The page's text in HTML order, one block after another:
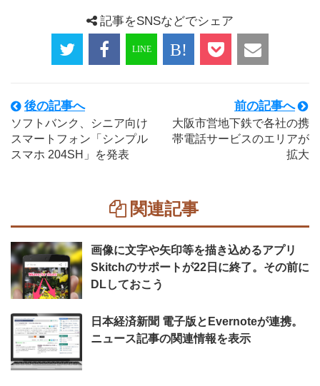
記事をSNSなどでシェア
後の記事へ
ソフトバンク、シニア向け
スマートフォン「シンプル
スマホ 204SH」を発表
前の記事へ
大阪市営地下鉄で各社の携
帯電話サービスのエリアが
拡大
関連記事
画像に文字や矢印等を描き込めるアプリ
Skitchのサポートが22日に終了。その前に
DLしておこう
日本経済新聞 電子版とEvernoteが連携。
ニュース記事の関連情報を表示